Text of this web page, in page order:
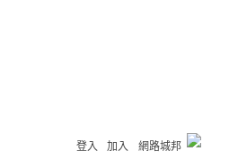
登入 加入 網路城邦